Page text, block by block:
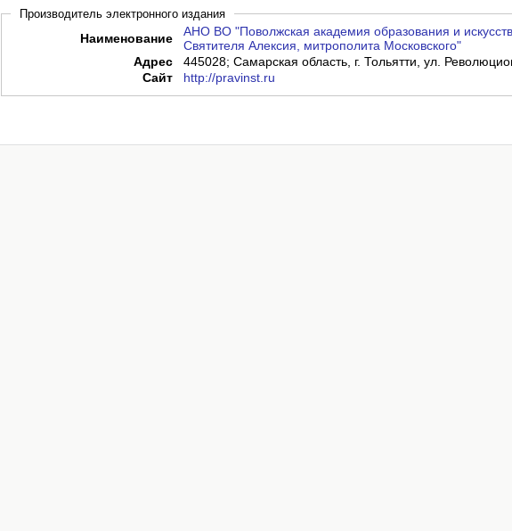
Производитель электронного издания
Наименование
АНО ВО "Поволжская академия образования и
Святителя Алексия, митрополита Московского"
Адрес
445028; Самарская область, г. Тольятти, ул.
Сайт
http://pravinst.ru